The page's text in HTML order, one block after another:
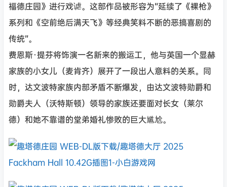
福德庄园》进行戏谑。这部作品被形容为“延续了《裸枪》
系列和《空前绝后满天飞》等经典笑料不断的恶搞喜剧的
传统”。
费恩斯·提芬将饰演一名新来的搬运工，他与英国一个显赫
家族的小女儿（麦肯齐）展开了一段出人意料的关系。同
时，达文波特家族内部矛盾不断爆发，由达文波特勋爵和
勋爵夫人（沃特斯顿）领导的家族还要面对长女（莱尔
德）和她不靠谱的堂弟婚礼惨败的巨大尴尬。